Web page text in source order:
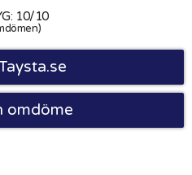
10/10
omdöme